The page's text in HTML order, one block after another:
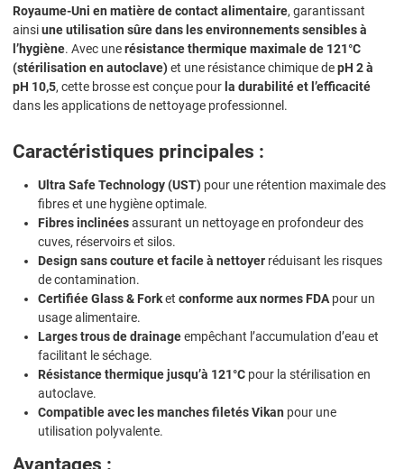
Royaume-Uni en matière de contact alimentaire, garantissant
ainsiune utilisation sûre dans les environnements sensibles à
l’hygiène. Avec unerésistance thermique maximale de 121°C
(stérilisation en autoclave)et une résistance chimique depH 2 à
pH 10,5, cette brosse est conçue pour la durabilité et l’efficacité
dans les applications de nettoyage professionnel.
Caractéristiques principales :
Ultra Safe Technology (UST) pour une rétention maximale des
fibres et une hygiène optimale.
Fibres inclinéesassurant un nettoyage en profondeur des
cuves, réservoirs et silos.
Design sans couture et facile à nettoyer réduisant les risques
de contamination.
Certifiée Glass & Forket conforme aux normes FDA pour un
usage alimentaire.
Larges trous de drainageempêchant l’accumulation d’eau et
facilitant le séchage.
Résistance thermique jusqu’à 121°C pour la stérilisation en
autoclave.
Compatible avec les manches filetés Vikan pour une
utilisation polyvalente.
Avantages :